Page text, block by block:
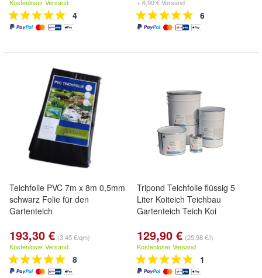
Kostenloser Versand
4
+ 6,90 € Versand
6
Teichfolie PVC 7m x 8m 0,5mm
schwarz Folie für den
Gartenteich
193,30 € (3,45 €/qm)
Kostenloser Versand
8
Tripond Teichfolie flüssig 5
Liter Koiteich Teichbau
Gartenteich Teich Koi
129,90 € (25,98 €/l)
Kostenloser Versand
1